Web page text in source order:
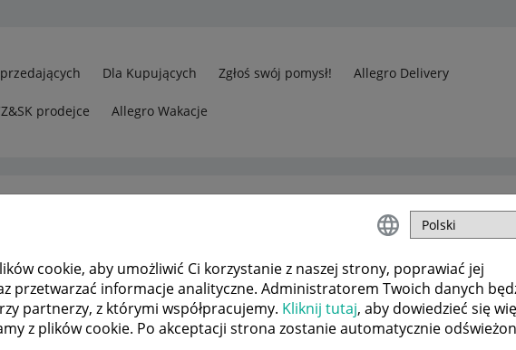
cookie, aby umożliwić Ci korzystanie z naszej strony, poprawiać jej
przetwarzać informacje analityczne. Administratorem Twoich danych
partnerzy, z którymi współpracujemy. Kliknij tutaj, aby dowiedzieć się
z plików cookie. Po akceptacji strona zostanie automatycznie
Dla Kupujących Zgłoś swój pomysł! Allegro Delivery
prodejce Allegro Wakacje
Rejestracja aplikacji Allegro